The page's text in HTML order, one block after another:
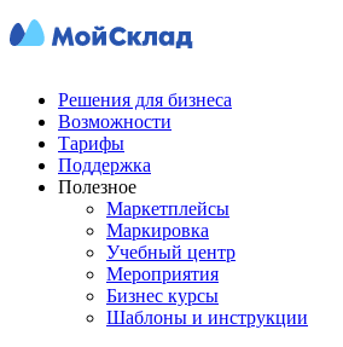
Решения для бизнеса
Возможности
Тарифы
Поддержка
Полезное
Маркетплейсы
Маркировка
Учебный центр
Мероприятия
Бизнес курсы
Шаблоны и инструкции